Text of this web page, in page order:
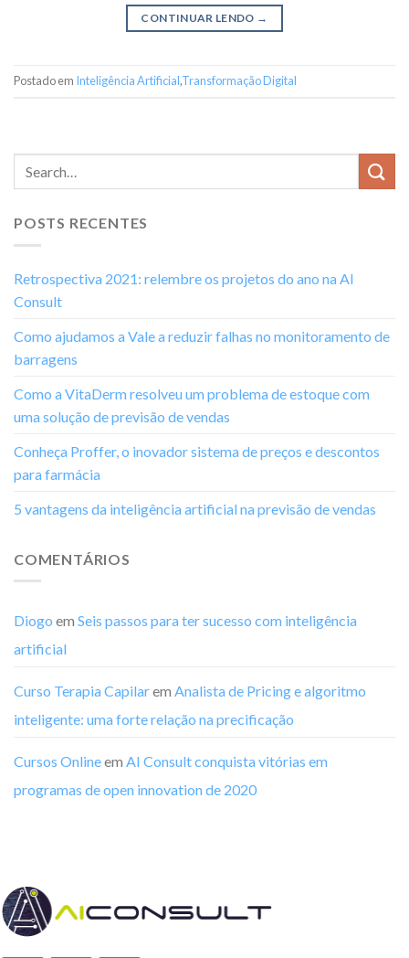
CONTINUAR LENDO →
Postado em Inteligência Artificial,Transformação Digital
POSTS RECENTES
Retrospectiva 2021: relembre os projetos do ano na AI
Consult
Como ajudamos a Vale a reduzir falhas no monitoramento de
barragens
Como a VitaDerm resolveu um problema de estoque com
uma solução de previsão de vendas
Conheça Proffer, o inovador sistema de preços e descontos
para farmácia
5 vantagens da inteligência artificial na previsão de vendas
COMENTÁRIOS
Diogo em Seis passos para ter sucesso com inteligência
artificial
Curso Terapia Capilarem Analista de Pricing e algoritmo
inteligente: uma forte relação na precificação
Cursos Onlineem AI Consult conquista vitórias em
programas de open innovation de 2020